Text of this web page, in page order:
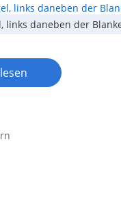
links daneben der